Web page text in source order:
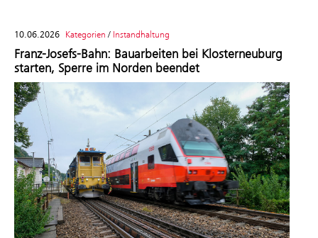
10.06.2026 Kategorien / Instandhaltung
Franz‑Josefs‑Bahn: Bauarbeiten bei Klosterneuburg
starten, Sperre im Norden beendet